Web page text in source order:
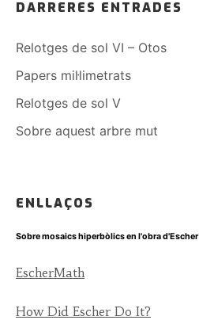
DARRERES ENTRADES
Relotges de sol VI – Otos
Papers mil·limetrats
Relotges de sol V
Sobre aquest arbre mut
ENLLAÇOS
Sobre mosaics hiperbòlics en l'obra d'Escher
EscherMath
How Did Escher Do It?